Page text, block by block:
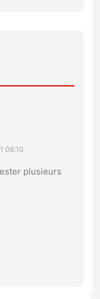
06:10
plusieurs